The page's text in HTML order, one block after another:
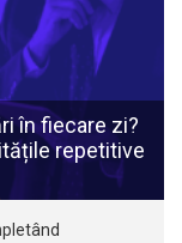
în fiecare zi?
repetitive